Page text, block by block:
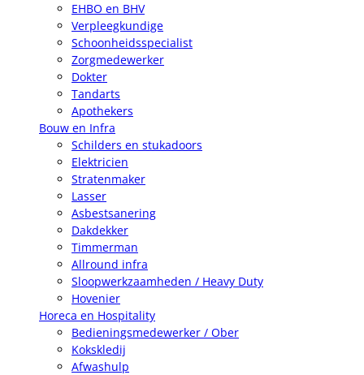
EHBO en BHV
Verpleegkundige
Schoonheidsspecialist
Zorgmedewerker
Dokter
Tandarts
Apothekers
Bouw en Infra
Schilders en stukadoors
Elektricien
Stratenmaker
Lasser
Asbestsanering
Dakdekker
Timmerman
Allround infra
Sloopwerkzaamheden / Heavy Duty
Hovenier
Horeca en Hospitality
Bedieningsmedewerker / Ober
Kokskledij
Afwashulp